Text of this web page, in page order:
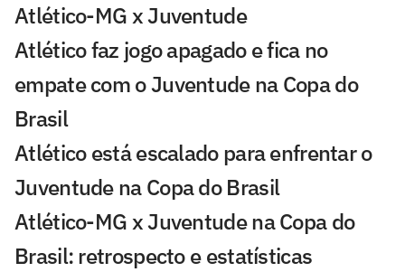
Atlético-MG x Juventude
Atlético faz jogo apagado e fica no
empate com o Juventude na Copa do
Brasil
Atlético está escalado para enfrentar o
Juventude na Copa do Brasil
Atlético-MG x Juventude na Copa do
Brasil: retrospecto e estatísticas